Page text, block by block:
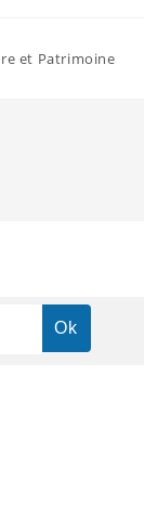
et Patrimoine